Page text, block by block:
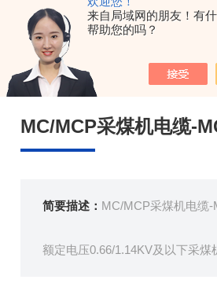
来自局域网的朋友！有
帮助您的吗？
MC/MCP采煤机电缆-
简要描述： MC/MCP采煤机电缆
额定电压0.66/1.14KV及以下